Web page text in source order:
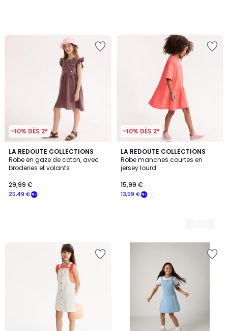
-10% DÈS 2*
LA REDOUTE COLLECTIONS
Robe en gaze de coton, avec
broderies et volants
25,49 €
29,99 €
-10% DÈS 2*
LA REDOUTE COLLECTIONS
Robe manches courtes en
jersey lourd
13,59 €
15,99 €
2
Couleurs